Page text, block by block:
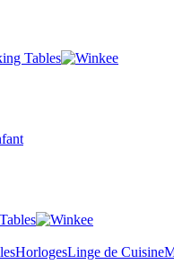
HorlogesLinge de Cuisine